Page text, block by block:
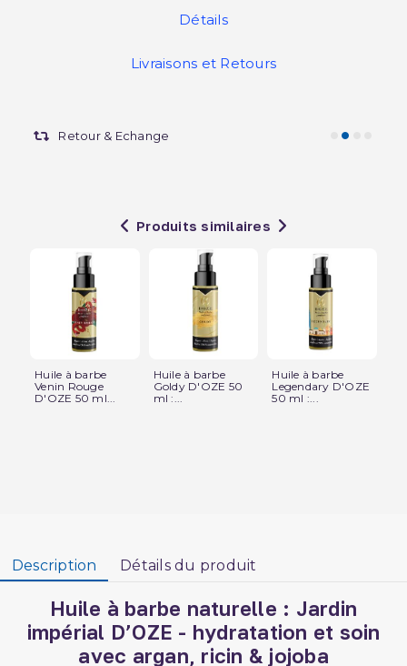
Détails
Livraisons et Retours
Retour & Echange
Produits similaires
Huile à barbe
Venin Rouge
D'OZE 50 ml...
Huile à barbe
Goldy D'OZE 50
ml :...
Huile à barbe
Legendary D'OZE
50 ml :...
Description Détails du produit
Huile à barbe naturelle : Jardin
impérial D’OZE - hydratation et soin
avec argan, ricin & jojoba